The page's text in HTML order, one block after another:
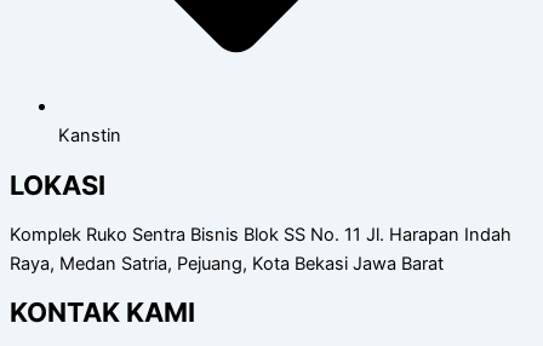
Kanstin
LOKASI
Komplek Ruko Sentra Bisnis Blok SS No. 11 Jl. Harapan Indah
Raya, Medan Satria, Pejuang, Kota Bekasi Jawa Barat
KONTAK KAMI